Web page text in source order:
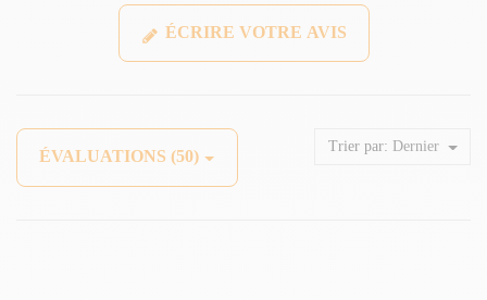
ÉCRIRE VOTRE AVIS
ÉVALUATIONS (50)
Trier par: Dernier